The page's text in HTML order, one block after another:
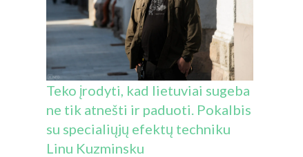
Teko įrodyti, kad lietuviai sugeba
ne tik atnešti ir paduoti. Pokalbis
su specialiųjų efektų techniku
Linu Kuzminsku